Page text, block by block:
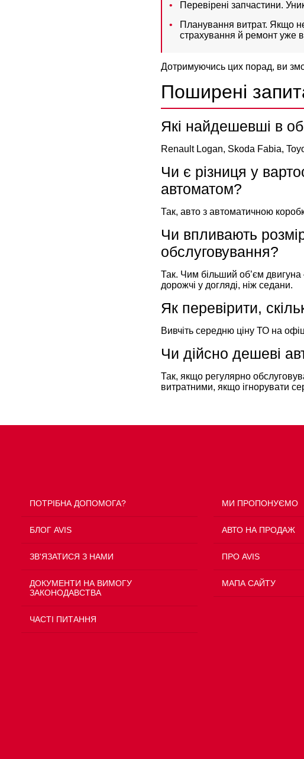
Перевірені запчастини.
Планування витрат. Якщо
страхування й ремонт уже
Дотримуючись цих порад, ви
Поширені
Які найдешевші в
Renault Logan, Skoda Fabia,
Чи є різниця у
автоматом?
Так, авто з автоматичною
Чи впливають
обслуговування?
Так. Чим більший об’єм
дорожчі у догляді, ніж седани.
Як перевірити,
Вивчіть середню ціну ТО на
Чи дійсно дешеві
Так, якщо регулярно
витратними, якщо ігнорувати
ПОТРІБНА ДОПОМОГА?
БЛОГ AVIS
ЗВ'ЯЗАТИСЯ З НАМИ
ДОКУМЕНТИ НА ВИМОГУ
ЗАКОНОДАВСТВА
ЧАСТІ ПИТАННЯ
МИ ПРОПОНУЄМО
АВТО НА ПРОДАЖ
ПРО AVIS
МАПА САЙТУ